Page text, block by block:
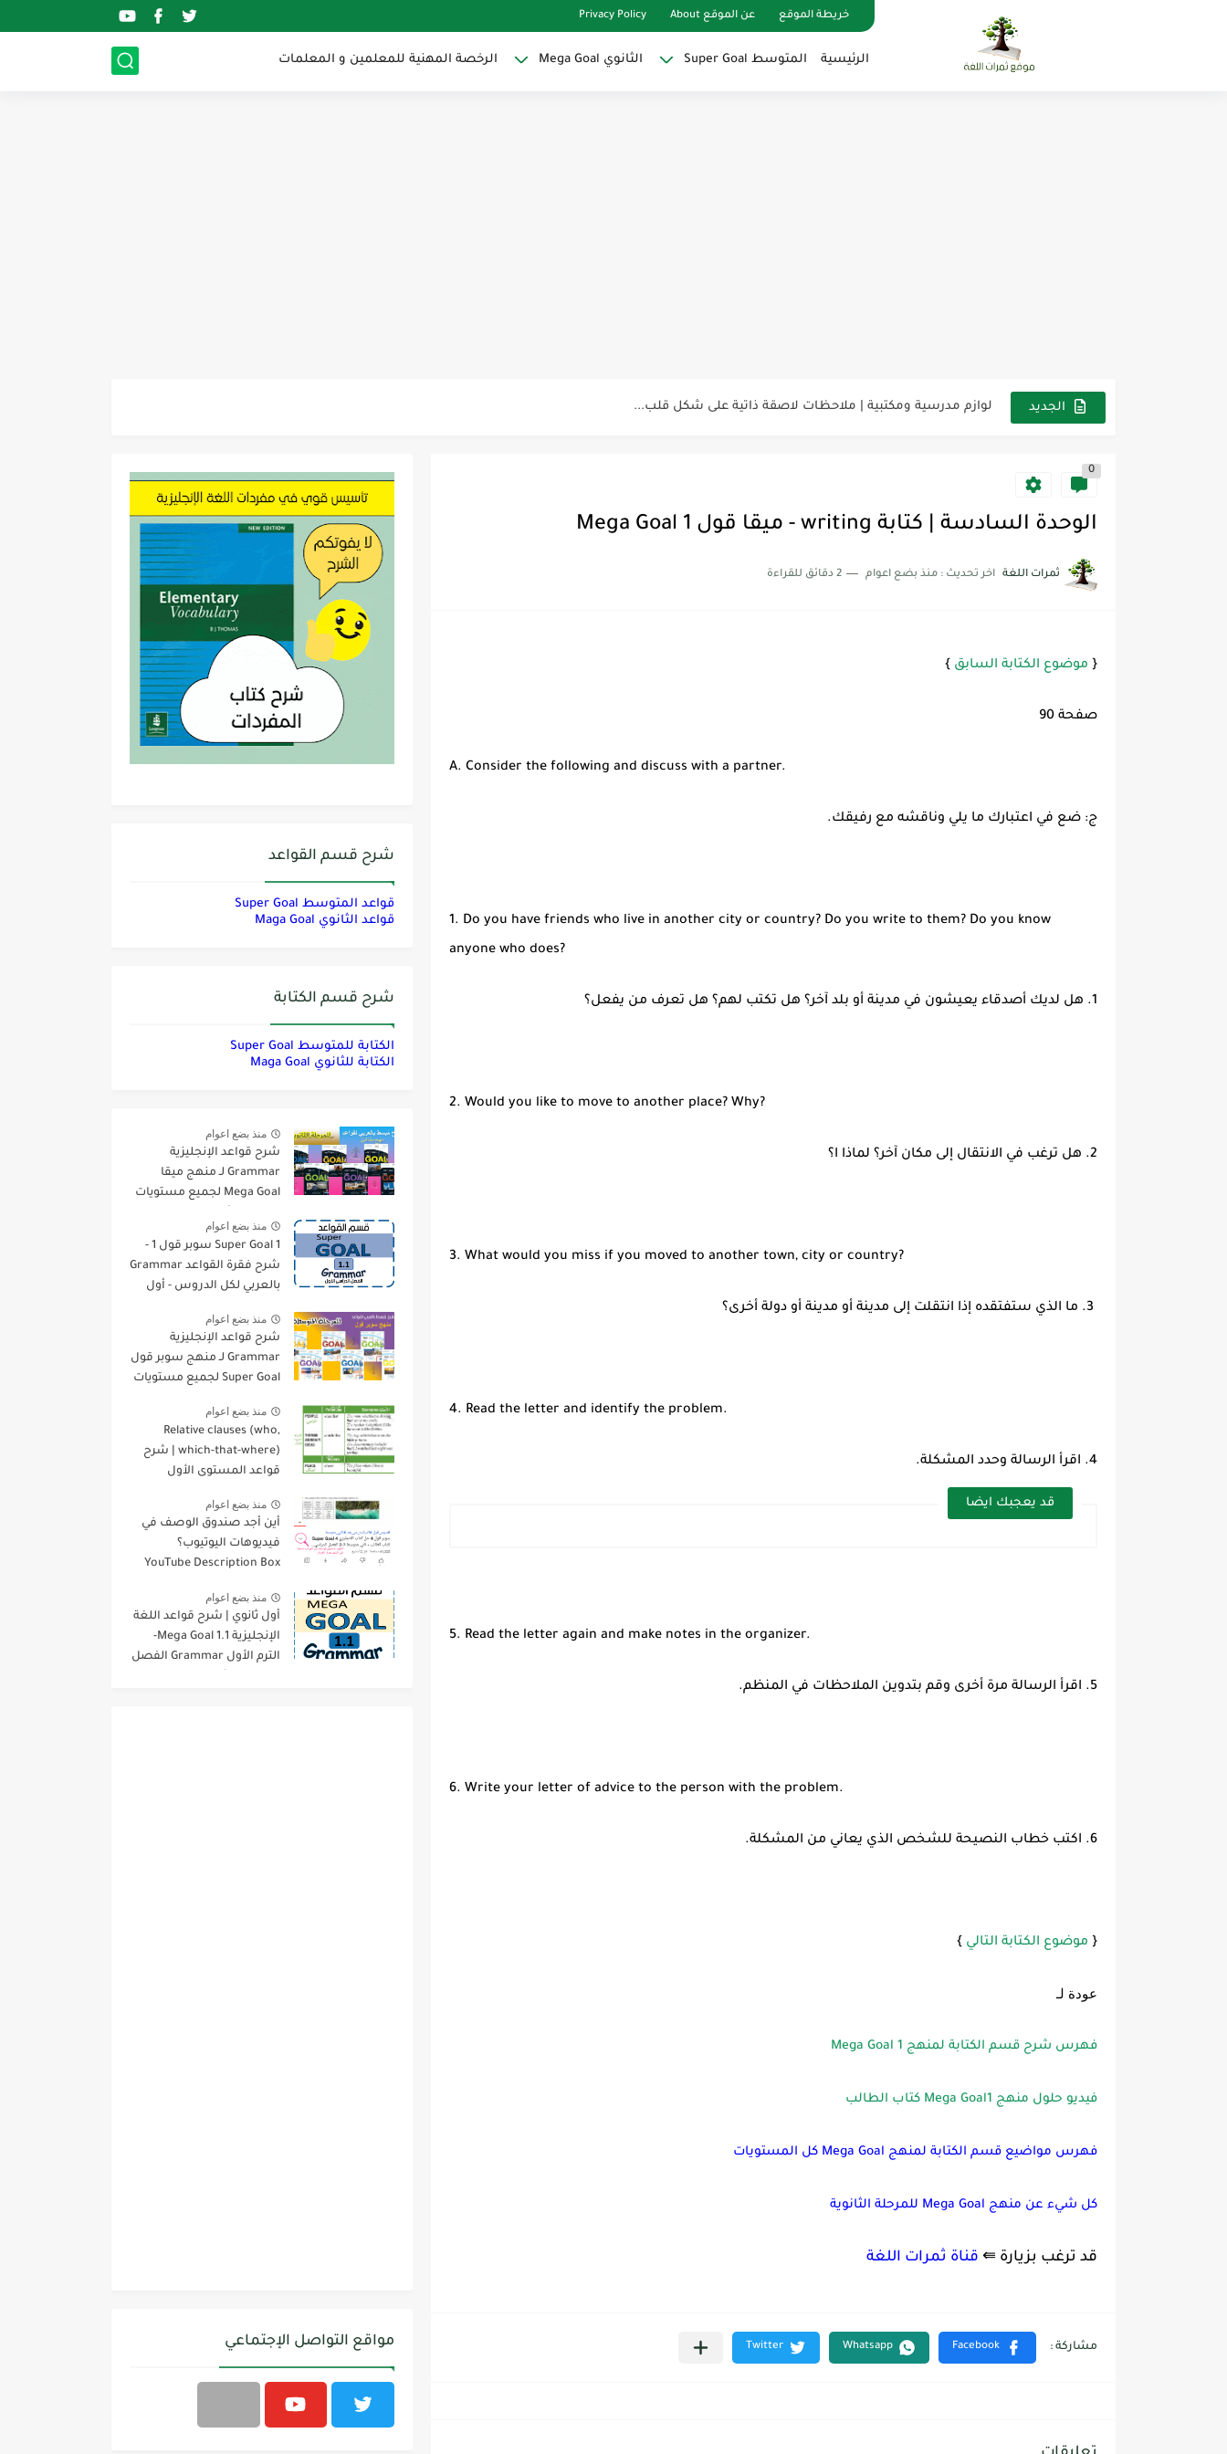
خريطة الموقع عن الموقع About Privacy Policy
الرئيسية المتوسط Super Goal الثانوي Mega Goal الرخصة المهنية للمعلمين و المعلمات
الجديد لوازم مدرسية ومكتبية | ملاحظات لاصقة ذاتية على شكل قلب...
أفضل أكواد خصم تفيدك عند التسوق Discount Codes That Help...
شرح قسم القراءة لكل وحدات الكتاب Super Goal 3 -...
0
الوحدة السادسة | كتابة writing - ميقا قول 1 Mega Goal
ثمرات اللغة اخر تحديث : منذ بضع اعوام 2 دقائق للقراءة
{ موضوع الكتابة السابق }
صفحة 90
A. Consider the following and discuss with a partner.
ج: ضع في اعتبارك ما يلي وناقشه مع رفيقك.
1. Do you have friends who live in another city or country? Do you write to them? Do you know
anyone who does?
1. هل لديك أصدقاء يعيشون في مدينة أو بلد آخر؟ هل تكتب لهم؟ هل تعرف من يفعل؟
2. Would you like to move to another place? Why?
2. هل ترغب في الانتقال إلى مكان آخر؟ لماذا ا؟
3. What would you miss if you moved to another town, city or country?
4. Read the letter and identify the problem.
4. اقرأ الرسالة وحدد المشكلة.
قد يعجبك ايضا
5. Read the letter again and make notes in the organizer.
5. اقرأ الرسالة مرة أخرى وقم بتدوين الملاحظات في المنظم.
6. Write your letter of advice to the person with the problem.
6. اكتب خطاب النصيحة للشخص الذي يعاني من المشكلة.
{ موضوع الكتابة التالي }
عودة لـ
فهرس شرح قسم الكتابة لمنهج Mega Goal 1
فيديو حلول منهج Mega Goal1 كتاب الطالب
فهرس مواضيع قسم الكتابة لمنهج Mega Goal كل المستويات
كل شيء عن منهج Mega Goal للمرحلة الثانوية
قد ترغب بزيارة ⇚ قناة ثمرات اللغة
شرح قسم القواعد
قواعد المتوسط Super Goal
قواعد الثانوي Maga Goal
شرح قسم الكتابة
الكتابة للمتوسط Super Goal
الكتابة للثانوي Maga Goal
منذ بضع اعوام
شرح قواعد الإنجليزية
Grammar لـ منهج ميقا
Mega Goal لجميع مستويات
منذ بضع اعوام
Super Goal 1 سوبر قول 1 -
شرح فقرة القواعد Grammar
بالعربي لكل الدروس - أول
الأول
منذ بضع اعوام
شرح قواعد الإنجليزية
Grammar لـ منهج سوبر قول
Super Goal لجميع مستويات
منذ بضع اعوام
Relative clauses (who,
which-that-where) | شرح
قواعد المستوى الأول
منذ بضع اعوام
أين أجد صندوق الوصف في
فيديوهات اليوتيوب؟
YouTube Description Box
منذ بضع اعوام
أول ثانوي | شرح قواعد اللغة
الإنجليزية 1.1 Mega Goal-
الترم الأول Grammar الفصل
مواقع التواصل الإجتماعي